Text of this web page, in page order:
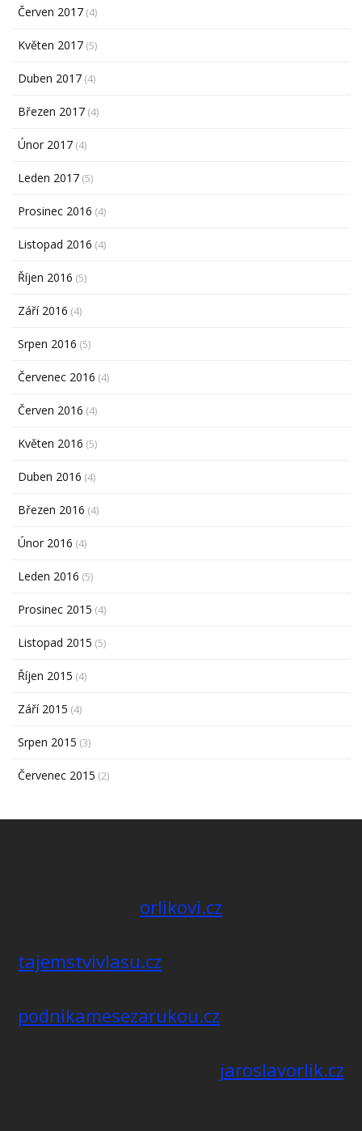
Červen 2017 (4)
Květen 2017 (5)
Duben 2017 (4)
Březen 2017 (4)
Únor 2017 (4)
Leden 2017 (5)
Prosinec 2016 (4)
Listopad 2016 (4)
Říjen 2016 (5)
Září 2016 (4)
Srpen 2016 (5)
Červenec 2016 (4)
Červen 2016 (4)
Květen 2016 (5)
Duben 2016 (4)
Březen 2016 (4)
Únor 2016 (4)
Leden 2016 (5)
Prosinec 2015 (4)
Listopad 2015 (5)
Říjen 2015 (4)
Září 2015 (4)
Srpen 2015 (3)
Červenec 2015 (2)
orlikovi.cz
tajemstvivlasu.cz
podnikamesezarukou.cz
jaroslavorlik.cz